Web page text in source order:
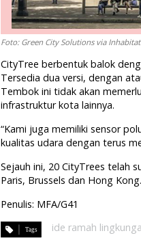
Foto: Green City Solutions via
CityTree berbentuk balok
Tersedia dua versi, dengan
Tembok ini tidak akan
infrastruktur kota lainnya.
“Kami juga memiliki sensor
kualitas udara dengan terus
Sejauh ini, 20 CityTrees telah
Paris, Brussels dan Hong
Penulis: MFA/G41
ide ramah